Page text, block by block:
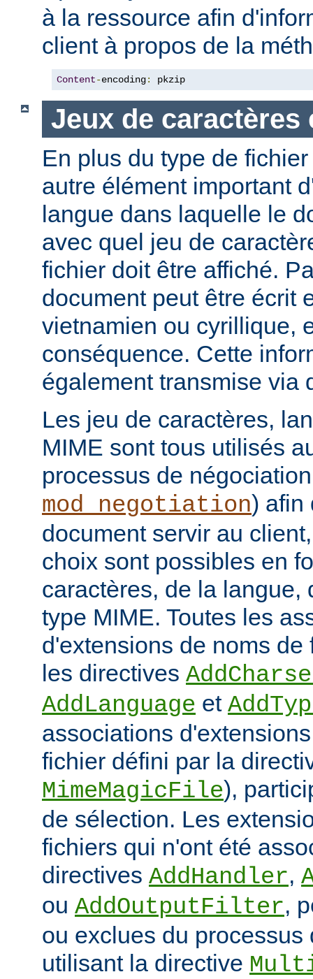
à la ressource afin
client à propos de la
Content-encoding: pkzip
Jeux de caractères
En plus du type de
autre élément important
langue dans laquelle le
avec quel jeu de
fichier doit être affiché.
document peut être écrit
vietnamien ou cyrillique,
conséquence. Cette
également transmise via
Les jeu de caractères,
MIME sont tous utilisés
processus de
mod_negotiation) afin
document servir au
choix sont possibles en
caractères, de la langue,
type MIME. Toutes les
d'extensions de noms
les directives
AddLanguage et
associations
fichier défini par la
MimeMagicFile),
de sélection. Les
fichiers qui n'ont été
directives AddHandler,
ou AddOutputFilter,
ou exclues du processus
utilisant la directive